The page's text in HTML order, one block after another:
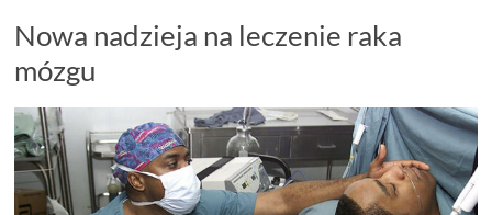
Nowa nadzieja na leczenie raka
mózgu